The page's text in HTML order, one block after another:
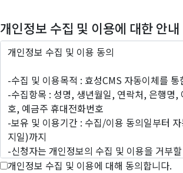
개인정보 수집 및 이용에 대한 안내
개인정보 수집 및 이용에 대해 동의합니다.